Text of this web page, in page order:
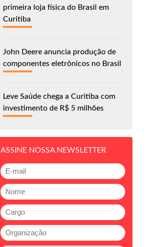
primeira loja física do Brasil em
Curitiba
John Deere anuncia produção de
componentes eletrônicos no Brasil
Leve Saúde chega a Curitiba com
investimento de R$ 5 milhões
ASSINE NOSSA NEWSLETTER